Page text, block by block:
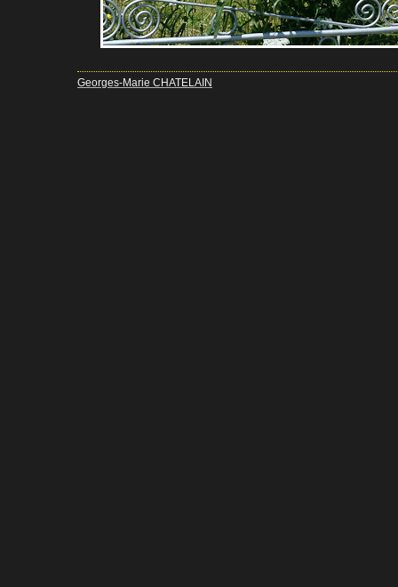
Georges-Marie CHATELAIN